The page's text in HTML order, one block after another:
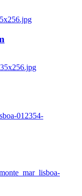
012354-